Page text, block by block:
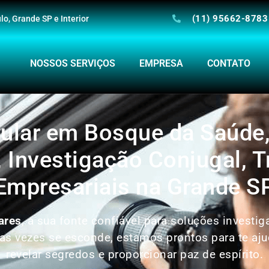
Grande SP e Interior (11) 95662-8783
NOSSOS SERVIÇOS EMPRESA CONTATO
em Bosque da
Conjugal,
na Grande
, a sua fonte confiável para soluções
vezes se esconde, estamos prontos para te
revelar segredos e proporcionar paz de espírito.